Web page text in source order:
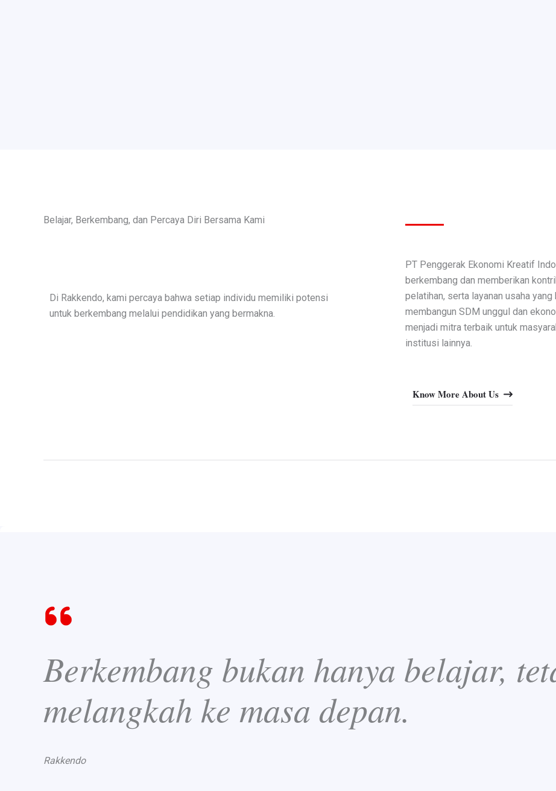
Belajar, Berkembang, dan Percaya Diri Bersama Kami
Di Rakkendo, kami percaya bahwa setiap individu memiliki potensi
untuk berkembang melalui pendidikan yang bermakna.
PT Penggerak Ekonomi Kreatif
berkembang dan memberikan
pelatihan, serta layanan usaha
membangun SDM unggul dan
menjadi mitra terbaik untuk
institusi lainnya.
Know More About Us
Berkembang bukan hanya belajar,
melangkah ke masa depan.
Rakkendo